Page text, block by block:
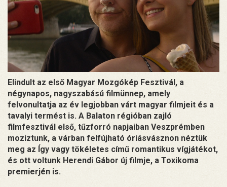
Elindult az első Magyar Mozgókép Fesztivál, a
négynapos, nagyszabású filmünnep, amely
felvonultatja az év legjobban várt magyar filmjeit és a
tavalyi termést is. A Balaton régióban zajló
filmfesztivál első, tűzforró napjaiban Veszprémben
moziztunk, a várban felfújható óriásvásznon néztük
meg az Így vagy tökéletes című romantikus vígjátékot,
és ott voltunk Herendi Gábor új filmje, a Toxikoma
premierjén is.